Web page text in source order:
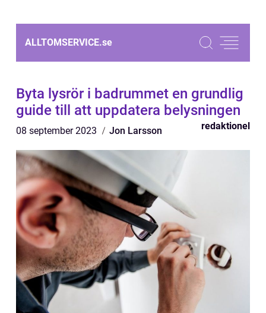
ALLTOMSERVICE.se
Byta lysrör i badrummet en grundlig
guide till att uppdatera belysningen
08 september 2023 Jon Larsson redaktionel